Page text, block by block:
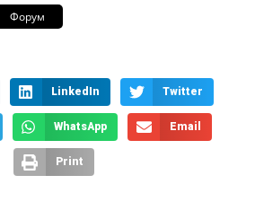
Форум
LinkedIn Twitter
WhatsApp Email
Print